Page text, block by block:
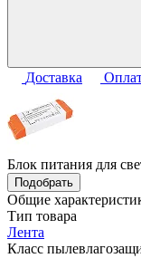
Доставка
Блок питания для
Подобрать
Общие
Тип товара
Лента
Класс